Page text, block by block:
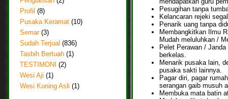
Profil (8)
Pusaka Keramat (10)
Semar (3)
Sudah Terjual (836)
Tasbih Bertuah (1)
TESTIMONI
(2)
Wesi Aji (1)
Wesi Kuning Asli (1)
Pesugihan tanpa
Kelancaran rejeki
Penarik uang tanpa
Membangkitkan Ilmu
Mudah meluluhkan /
Pelet Perawan /
berkelas.
Menarik pusaka lain,
pusaka sakti lainnya.
Pagar diri, pagar
serangan gaib musuh
Membuka mata batin